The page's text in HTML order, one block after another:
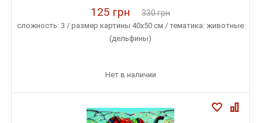
125 грн 330 грн
сложность: 3 / размер картины 40х50 см / тематика: животные
(дельфины)
Нет в наличии